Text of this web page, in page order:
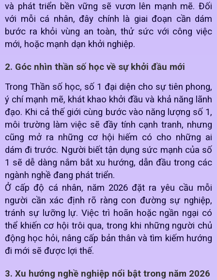
và phát triển bền vững sẽ vươn lên mạnh mẽ. Đối
với mỗi cá nhân, đây chính là giai đoạn cần dám
bước ra khỏi vùng an toàn, thử sức với công việc
mới, hoặc mạnh dạn khởi nghiệp.
2. Góc nhìn thần số học về sự khởi đầu mới
Trong Thần số học, số 1 đại diện cho sự tiên phong,
ý chí mạnh mẽ, khát khao khởi đầu và khả năng lãnh
đạo. Khi cả thế giới cùng bước vào năng lượng số 1,
môi trường làm việc sẽ đầy tính cạnh tranh, nhưng
cũng mở ra những cơ hội hiếm có cho những ai
dám đi trước. Người biết tận dụng sức mạnh của số
1 sẽ dễ dàng nắm bắt xu hướng, dẫn đầu trong các
ngành nghề đang phát triển.
Ở cấp độ cá nhân, năm 2026 đặt ra yêu cầu mỗi
người cần xác định rõ ràng con đường sự nghiệp,
tránh sự lưỡng lự. Việc trì hoãn hoặc ngần ngại có
thể khiến cơ hội trôi qua, trong khi những người chủ
động học hỏi, nâng cấp bản thân và tìm kiếm hướng
đi mới sẽ được lợi thế.
3. Xu hướng nghề nghiệp nổi bật trong năm 2026